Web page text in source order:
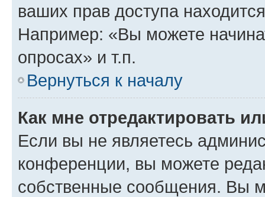
ваших прав доступа
Например: «Вы можете
опросах» и т.п.
Вернуться к началу
Как мне отредактировать
Если вы не являетесь
конференции, вы можете
собственные сообщения. Вы